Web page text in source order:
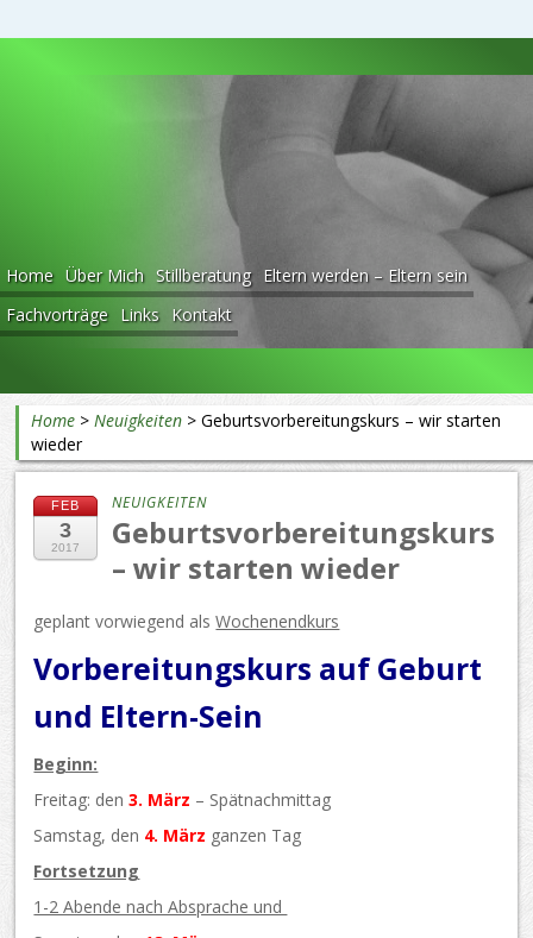
Home Über Mich Stillberatung Eltern werden – Eltern sein
Fachvorträge Links Kontakt
Beratung rund ums Baby
Home >Neuigkeiten >Geburtsvorbereitungskurs – wir starten
wieder
FEB
3
2017
NEUIGKEITEN
Geburtsvorbereitungskurs
– wir starten wieder
geplant vorwiegend alsWochenendkurs
Vorbereitungskurs auf Geburt
und Eltern-Sein
Beginn:
Freitag: den 3. März – Spätnachmittag
Samstag, den 4. März ganzen Tag
Fortsetzung
1-2 Abende nach Absprache und